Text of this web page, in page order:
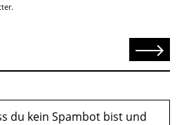
Senden
du kein Spambot bist und